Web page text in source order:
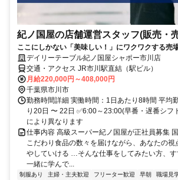
紀ノ国屋の店舗運営スタッフ(販売・
ここにしかない「美味しい！」にワクワクする売
デイリーテーブル紀ノ国屋シャポー市川店
交通・アクセス JR市川駅直結（駅ビル）
月給220,000円～408,000円
千葉県市川市
勤務時間詳細 実働時間：1日あたり8時間 平均
り20日 〜 22日 ✅6:00～23:00(早番・遅番シ
により異なります
仕事内容 高級スーパー紀ノ国屋が正社員募集
こだわり食品の数々を届けながら、あなたの
やしていける …そんな仕事をしてみたい方、
一緒に学んで...
制服あり 主婦・主夫歓迎 フリーター歓迎 早朝 職場見